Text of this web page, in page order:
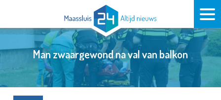
Man zwaargewond na val van balkon